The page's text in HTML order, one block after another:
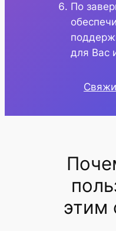
По
для Вас
этим